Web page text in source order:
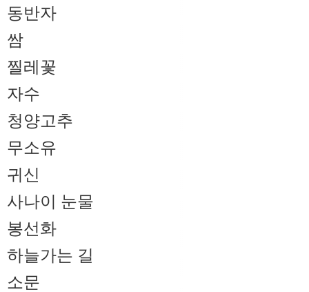
동반자
쌈
찔레꽃
자수
청양고추
무소유
귀신
사나이 눈물
봉선화
하늘가는 길
소문